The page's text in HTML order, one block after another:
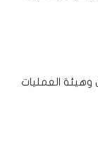
وهيئة العمليات